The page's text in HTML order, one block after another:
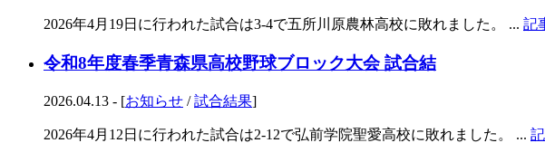
2026年4月19日に行われた試合は3-4で五所川原農林高校に敗れました。 ... 記
令和8年度春季青森県高校野球ブロック大会 試合結
2026.04.13 - [お知らせ /試合結果]
2026年4月12日に行われた試合は2-12で弘前学院聖愛高校に敗れました。 ...